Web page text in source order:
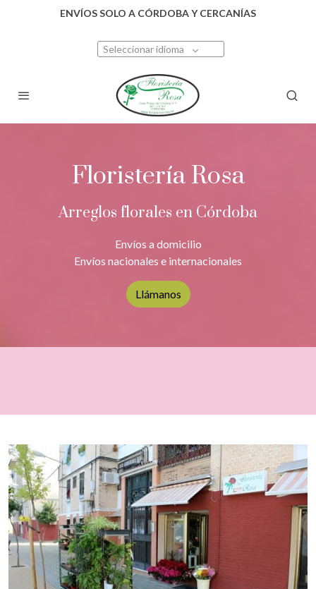
ENVÍOS SOLO A CÓRDOBA Y CERCANÍAS
Seleccionar idioma
Floristería Rosa
Arreglos florales en Córdoba
Envíos a domicilio
Envíos nacionales e internacionales
Llámanos